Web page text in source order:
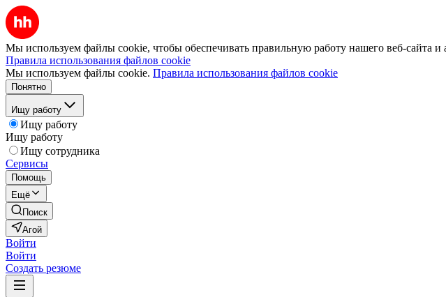
Мы используем файлы cookie, чтобы обеспечивать правильную работу нашего веб-сайта и
Правила использования файлов cookie
Мы используем файлы cookie. Правила использования файлов cookie
Понятно
Ищу работу
Ищу работу
Ищу работу
Ищу сотрудника
Сервисы
Помощь
Ещё
Поиск
Агой
Войти
Войти
Создать резюме